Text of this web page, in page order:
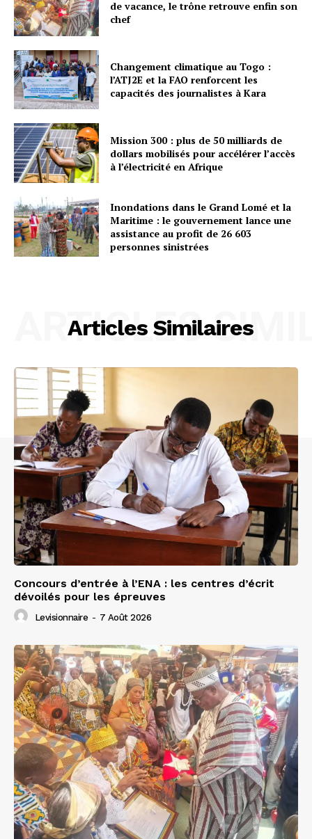
de vacance, le trône retrouve enfin son
chef
Changement climatique au Togo :
l’ATJ2E et la FAO renforcent les
capacités des journalistes à Kara
Mission 300 : plus de 50 milliards de
dollars mobilisés pour accélérer l’accès
à l’électricité en Afrique
Inondations dans le Grand Lomé et la
Maritime : le gouvernement lance une
assistance au profit de 26 603
personnes sinistrées
Articles Similaires
ARTICLES
Concours d’entrée à l’ENA : les centres d’écrit
dévoilés pour les épreuves
Levisionnaire - 7 Août 2026